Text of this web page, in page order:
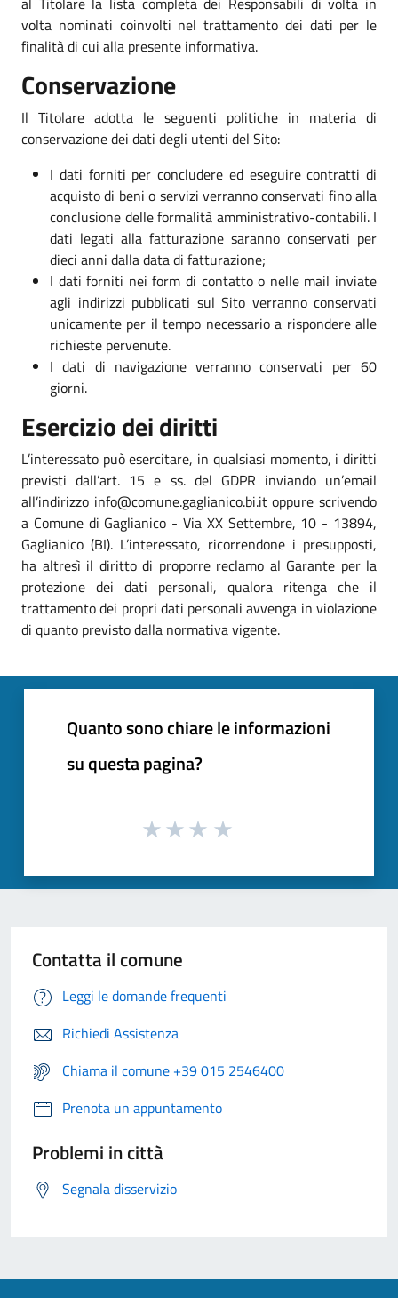
volta nominati coinvolti nel trattamento dei dati per le
finalità di cui alla presente informativa.
Conservazione
Il Titolare adotta le seguenti politiche in materia di
conservazione dei dati degli utenti del Sito:
I dati forniti per concludere ed eseguire contratti di
acquisto di beni o servizi verranno conservati fino alla
conclusione delle formalità amministrativo-contabili. I
dati legati alla fatturazione saranno conservati per
dieci anni dalla data di fatturazione;
I dati forniti nei form di contatto o nelle mail inviate
agli indirizzi pubblicati sul Sito verranno conservati
unicamente per il tempo necessario a rispondere alle
richieste pervenute.
I dati di navigazione verranno conservati per 60
giorni.
Esercizio dei diritti
L’interessato può esercitare, in qualsiasi momento, i diritti
previsti dall’art. 15 e ss. del GDPR inviando un’email
all’indirizzo info@comune.gaglianico.bi.it oppure scrivendo
a Comune di Gaglianico - Via XX Settembre, 10 - 13894,
Gaglianico (BI). L’interessato, ricorrendone i presupposti,
ha altresì il diritto di proporre reclamo al Garante per la
protezione dei dati personali, qualora ritenga che il
trattamento dei propri dati personali avvenga in violazione
di quanto previsto dalla normativa vigente.
Quanto sono chiare le informazioni
su questa pagina?
Contatta il comune
Leggi le domande frequenti
Richiedi Assistenza
Chiama il comune +39 015 2546400
Prenota un appuntamento
Problemi in città
Segnala disservizio